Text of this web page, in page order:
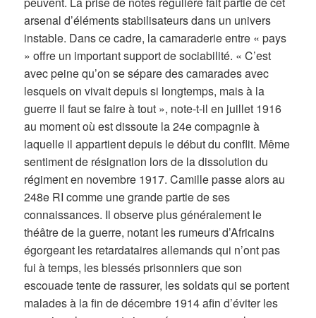
arsenal d’éléments stabilisateurs dans un univers
instable. Dans ce cadre, la camaraderie entre « pays
» offre un important support de sociabilité. « C’est
avec peine qu’on se sépare des camarades avec
lesquels on vivait depuis si longtemps, mais à la
guerre il faut se faire à tout », note-t-il en juillet 1916
au moment où est dissoute la 24e compagnie à
laquelle il appartient depuis le début du conflit. Même
sentiment de résignation lors de la dissolution du
régiment en novembre 1917. Camille passe alors au
248e RI comme une grande partie de ses
connaissances. Il observe plus généralement le
théâtre de la guerre, notant les rumeurs d’Africains
égorgeant les retardataires allemands qui n’ont pas
fui à temps, les blessés prisonniers que son
escouade tente de rassurer, les soldats qui se portent
malades à la fin de décembre 1914 afin d’éviter les